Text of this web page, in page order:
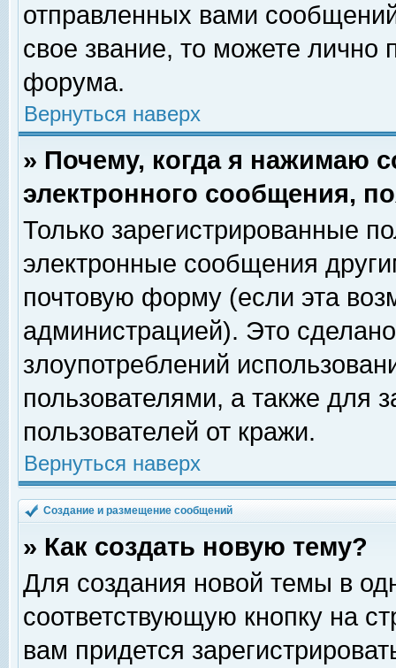
отправленных вами
свое звание, то можете лично
форума.
Вернуться наверх
» Почему, когда я нажимаю
электронного сообщения,
Только зарегистрированные
электронные сообщения
почтовую форму (если эта
администрацией). Это
злоупотреблений
пользователями, а также для
пользователей от кражи.
Вернуться наверх
Создание и размещение сообщений
» Как создать новую тему?
Для создания новой темы в
соответствующую кнопку на
вам придется